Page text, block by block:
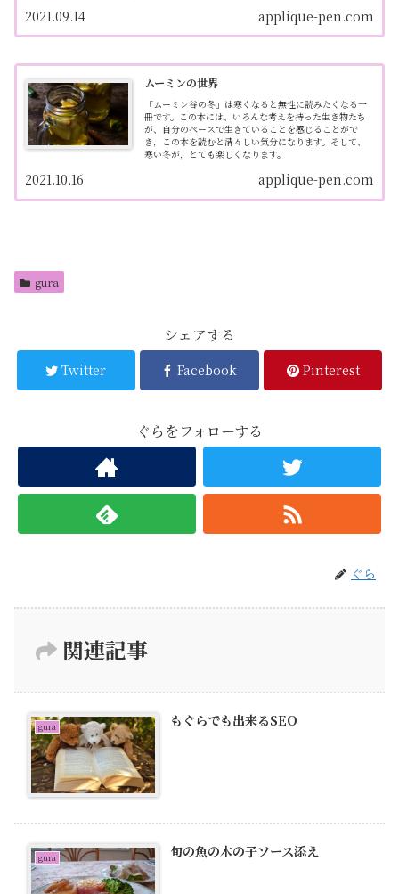
applique-pen.com
2021.09.14
ムーミンの世界
「ムーミン谷の冬」は寒くなると無性に読みたくなる一
冊です。この本には、いろんな考えを持った生き物たち
が、自分のペースで生きていることを感じることがで
き，この本を読むと清々しい気分になります。そして、
寒い冬が，とても楽しくなります。
applique-pen.com
2021.10.16
gura
シェアする
Twitter Facebook Pinterest
ぐらをフォローする
ぐら
関連記事
gura もぐらでも出来るSEO
gura 旬の魚の木の子ソース添え